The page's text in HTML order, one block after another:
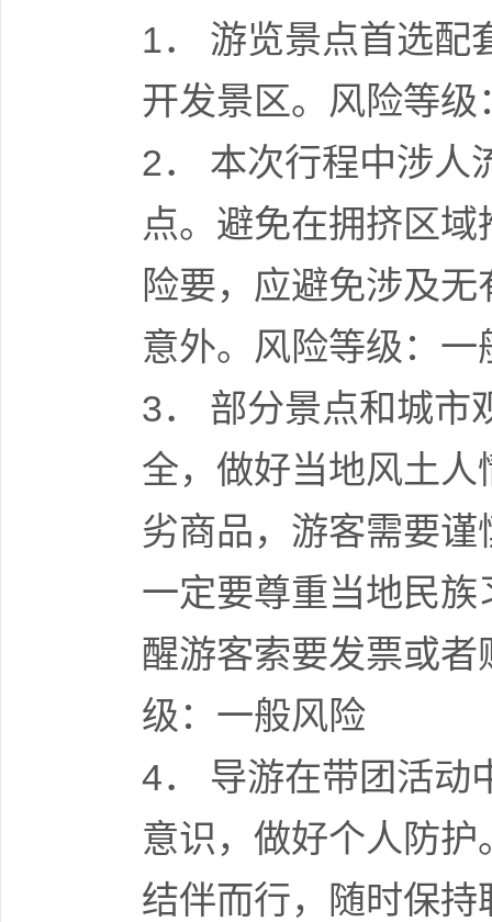
1． 游览景点首选配
开发景区。风险等级
2． 本次行程中涉人
点。避免在拥挤区
险要，应避免涉及
意外。风险等级：一
3． 部分景点和城市
全，做好当地风土
劣商品，游客需要
一定要尊重当地民
醒游客索要发票或
级：一般风险
4． 导游在带团活动
意识，做好个人防
结伴而行，随时保